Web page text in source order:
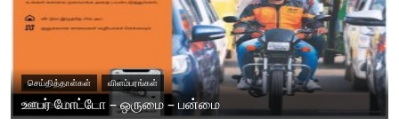
செய்தித்தாள்கள் விளம்பரங்கள்
ஊபர் மோட்டோ – ஒருமை – பன்மை